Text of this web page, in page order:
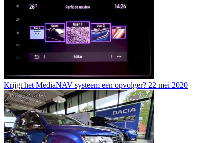
Krijgt het MediaNAV systeem een opvolger? 22 mei 2020